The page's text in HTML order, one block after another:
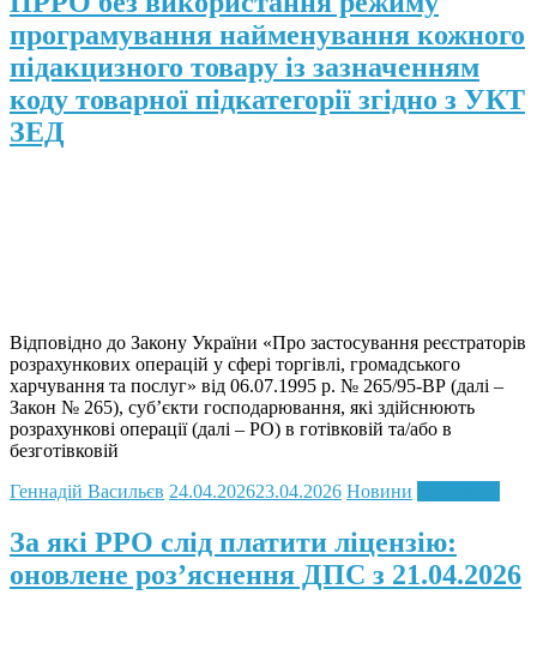
програмування найменування кожного
підакцизного товару із зазначенням
коду товарної підкатегорії згідно з УКТ
ЗЕД
Відповідно до Закону України «Про застосування реєстраторів
розрахункових операцій у сфері торгівлі, громадського
харчування та послуг» від 06.07.1995 р. № 265/95-ВР (далі –
Закон № 265), суб’єкти господарювання, які здійснюють
розрахункові операції (далі – РО) в готівковій та/або в
безготівковій
Геннадій Васильєв 24.04.202623.04.2026 Новини
За які РРО слід платити ліцензію:
оновлене роз’яснення ДПС з 21.04.2026